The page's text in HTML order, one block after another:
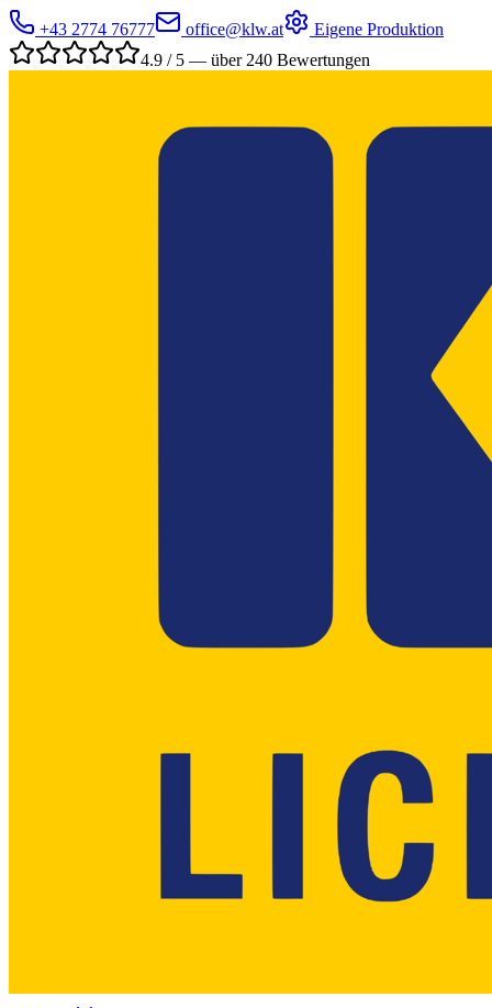
+43 2774 76777 office@klw.at
Eigene Produktion
4.9 / 5 — über 240 Bewertungen